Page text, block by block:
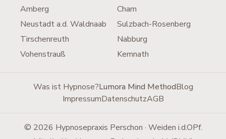
Amberg
Cham
Neustadt a.d. Waldnaab
Sulzbach-Rosenberg
Tirschenreuth
Nabburg
Vohenstrauß
Kemnath
Was ist Hypnose?Lumora Mind MethodBlog
ImpressumDatenschutzAGB
© 2026 Hypnosepraxis Perschon · Weiden i.d.OPf.